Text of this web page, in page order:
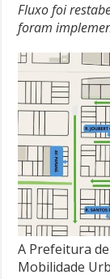
Fluxo foi
foram
A Prefeitura
Mobilidade